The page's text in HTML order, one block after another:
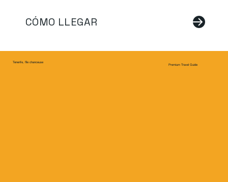
CÓMO LLEGAR
Tenerife, l'île chanceuse
Premium Travel Guide